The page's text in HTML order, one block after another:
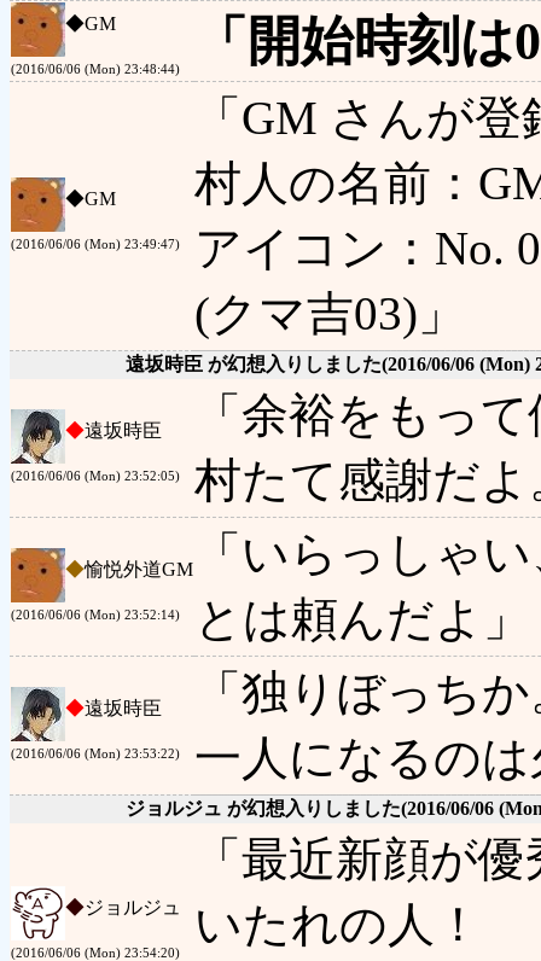
◆GM
(2016/06/06 (Mon) 23:48:44) 「開始時刻は
◆GM
(2016/06/06 (Mon) 23:49:47)
「GM さんが
村人の名前：
アイコン：No.
(クマ吉03)」
遠坂時臣 が幻想入りしました(2016/06/06 (Mon)
◆遠坂時臣
(2016/06/06 (Mon) 23:52:05)
「余裕をもっ
村たて感謝だよ
◆愉悦外道GM
(2016/06/06 (Mon) 23:52:14)
「いらっしゃ
とは頼んだよ」
◆遠坂時臣
(2016/06/06 (Mon) 23:53:22)
「独りぼっち
一人になるの
ジョルジュ が幻想入りしました(2016/06/06
◆ジョルジュ
(2016/06/06 (Mon) 23:54:20)
「最近新顔が
いたれの人！